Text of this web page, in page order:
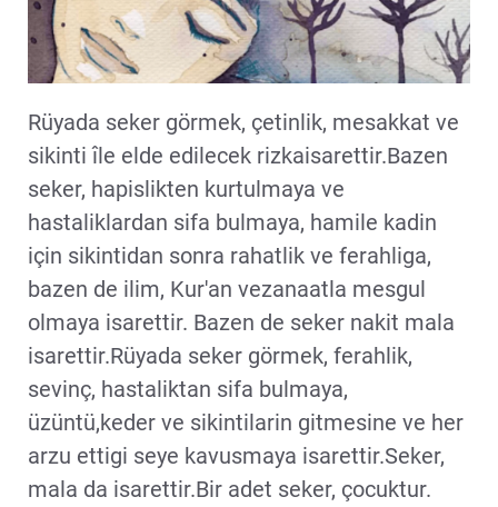
Rüyada seker görmek, çetinlik, mesakkat ve
sikinti île elde edilecek rizkaisarettir.Bazen
seker, hapislikten kurtulmaya ve
hastaliklardan sifa bulmaya, hamile kadin
için sikintidan sonra rahatlik ve ferahliga,
bazen de ilim, Kur'an vezanaatla mesgul
olmaya isarettir. Bazen de seker nakit mala
isarettir.Rüyada seker görmek, ferahlik,
sevinç, hastaliktan sifa bulmaya,
üzüntü,keder ve sikintilarin gitmesine ve her
arzu ettigi seye kavusmaya isarettir.Seker,
mala da isarettir.Bir adet seker, çocuktur.